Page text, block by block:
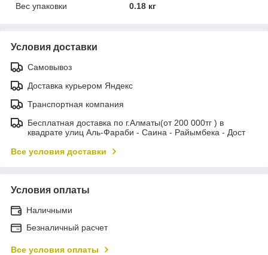
Вес упаковки
0.18 кг
Условия доставки
Самовывоз
Доставка курьером Яндекс
Транспортная компания
Бесплатная доставка по г.Алматы(от 200 000тг ) в
квадрате улиц Аль-Фараби - Саина - Райымбека - Дост
Все условия доставки
Условия оплаты
Наличными
Безналичный расчет
Все условия оплаты